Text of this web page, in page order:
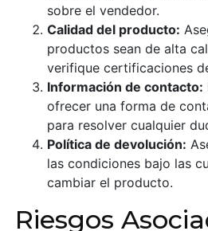
sobre el vendedor.
Calidad del producto:
productos sean de alta
verifique certificaciones
Información de contacto:
ofrecer una forma de
para resolver cualquier
Política de devolución:
las condiciones bajo las
cambiar el producto.
Riesgos